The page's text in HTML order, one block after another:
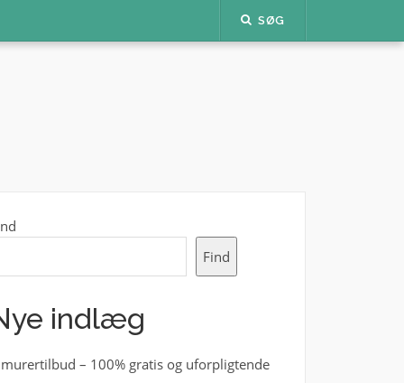
SØG
Find
indlæg
– 100% gratis og uforpligtende